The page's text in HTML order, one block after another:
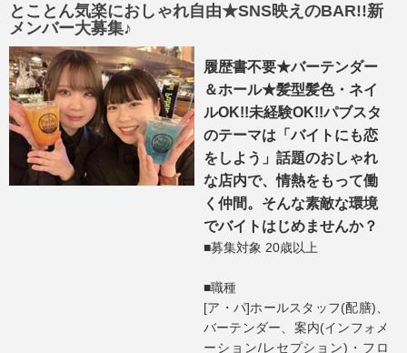
とことん気楽におしゃれ自由★SNS映えのBAR!!新
メンバー大募集♪
履歴書不要★バーテンダー
＆ホール★髪型髪色・ネイ
ルOK!!未経験OK!!パブスタ
のテーマは「バイトにも恋
をしよう」話題のおしゃれ
な店内で、情熱をもって働
く仲間。そんな素敵な環境
でバイトはじめませんか？
■募集対象 20歳以上
■職種
[ア・パ]ホールスタッフ(配膳)、
バーテンダー、案内(インフォメ
ーション/レセプション)・フロ